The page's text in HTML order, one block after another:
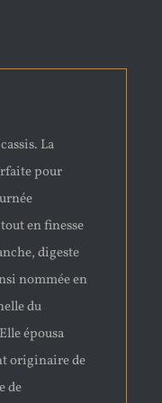
La
pour
en finesse
digeste
nommée en
du
épousa
originaire de
de